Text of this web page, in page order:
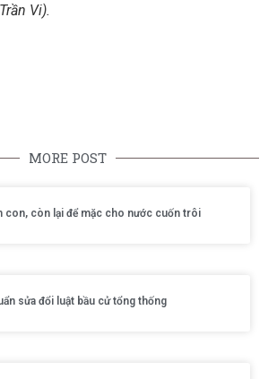
Vi).
MORE POST
con, còn lại để mặc cho nước cuốn trôi
sửa đổi luật bầu cử tổng thống